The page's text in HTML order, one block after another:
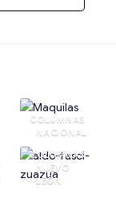
NACIONAL
COLUMNAS‏
NUEVO
LEÓN